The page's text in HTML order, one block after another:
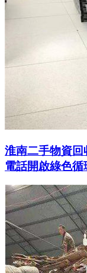
淮南二手物資
電話開啟綠色循